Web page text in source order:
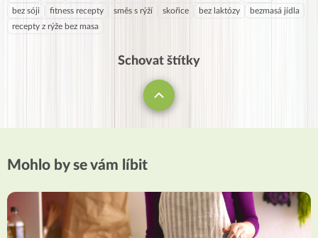
bez sóji
fitness recepty směs s rýží skořice bez laktózy
bezmasá jídla
recepty z rýže bez masa
Schovat štítky
Mohlo by se vám líbit